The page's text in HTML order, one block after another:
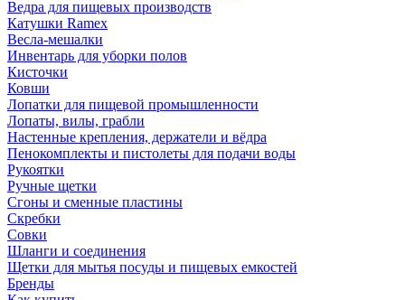
Ведра для пищевых производств
Катушки Ramex
Весла-мешалки
Инвентарь для уборки полов
Кисточки
Ковши
Лопатки для пищевой промышленности
Лопаты, вилы, грабли
Настенные крепления, держатели и вёдра
Пенокомплекты и пистолеты для подачи воды
Рукоятки
Ручные щетки
Сгоны и сменные пластины
Скребки
Совки
Шланги и соединения
Щетки для мытья посуды и пищевых емкостей
Бренды